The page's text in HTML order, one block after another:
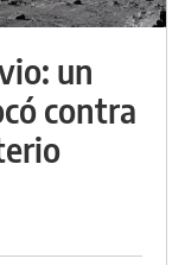
un
contra